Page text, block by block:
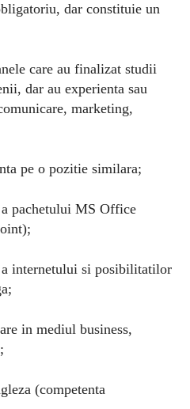
dar constituie un
care au finalizat studii
dar au experienta sau
marketing,
pe o pozitie similara;
pachetului MS Office
internetului si posibilitatilor
in mediul business,
(competenta